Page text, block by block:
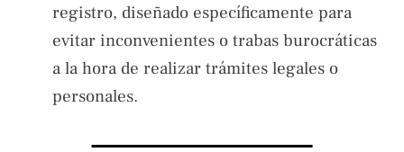
registro, diseñado específicamente para
evitar inconvenientes o trabas burocráticas
a la hora de realizar trámites legales o
personales.